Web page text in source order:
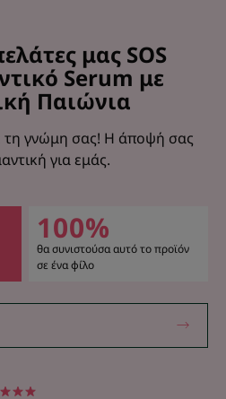
μας SOS
Serum με
Παιώνια
γνώμη σας! Η άποψή σας
για εμάς.
100%
θα συνιστούσα αυτό το προϊόν
σε ένα φίλο